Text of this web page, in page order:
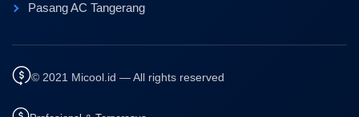
Pasang AC Tangerang
© 2021 Micool.id — All rights reserved